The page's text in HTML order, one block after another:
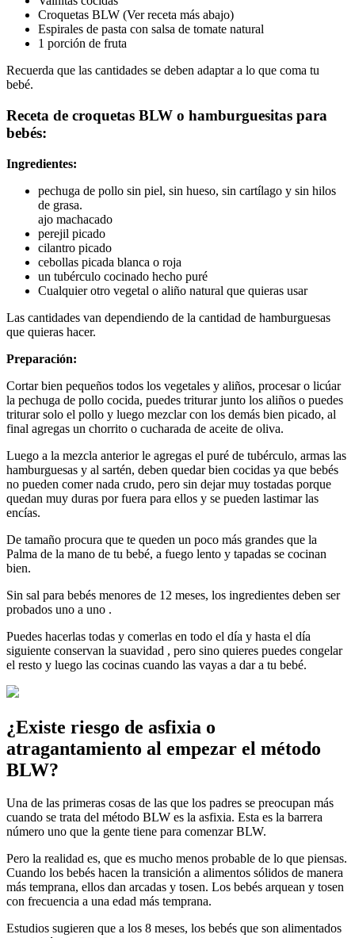
Croquetas BLW (Ver receta más abajo)
Espirales de pasta con salsa de tomate natural
1 porción de fruta
Recuerda que las cantidades se deben adaptar a lo que coma tu
bebé.
Receta de croquetas BLW o hamburguesitas para
bebés:
Ingredientes:
pechuga de pollo sin piel, sin hueso, sin cartílago y sin hilos
de grasa.
ajo machacado
perejil picado
cilantro picado
cebollas picada blanca o roja
un tubérculo cocinado hecho puré
Cualquier otro vegetal o aliño natural que quieras usar
Las cantidades van dependiendo de la cantidad de hamburguesas
que quieras hacer.
Preparación:
Cortar bien pequeños todos los vegetales y aliños, procesar o licúar
la pechuga de pollo cocida, puedes triturar junto los aliños o puedes
triturar solo el pollo y luego mezclar con los demás bien picado, al
final agregas un chorrito o cucharada de aceite de oliva.
Luego a la mezcla anterior le agregas el puré de tubérculo, armas las
hamburguesas y al sartén, deben quedar bien cocidas ya que bebés
no pueden comer nada crudo, pero sin dejar muy tostadas porque
quedan muy duras por fuera para ellos y se pueden lastimar las
encías.
De tamaño procura que te queden un poco más grandes que la
Palma de la mano de tu bebé, a fuego lento y tapadas se cocinan
bien.
Sin sal para bebés menores de 12 meses, los ingredientes deben ser
probados uno a uno .
Puedes hacerlas todas y comerlas en todo el día y hasta el día
siguiente conservan la suavidad , pero sino quieres puedes congelar
el resto y luego las cocinas cuando las vayas a dar a tu bebé.
¿Existe riesgo de asfixia o
atragantamiento al empezar el método
BLW?
Una de las primeras cosas de las que los padres se preocupan más
cuando se trata del método BLW es la asfixia. Esta es la barrera
número uno que la gente tiene para comenzar BLW.
Pero la realidad es, que es mucho menos probable de lo que piensas.
Cuando los bebés hacen la transición a alimentos sólidos de manera
más temprana, ellos dan arcadas y tosen. Los bebés arquean y tosen
con frecuencia a una edad más temprana.
Estudios sugieren que a los 8 meses, los bebés que son alimentados